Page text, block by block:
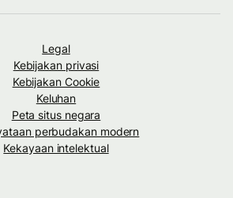
Legal
Kebijakan privasi
Kebijakan Cookie
Keluhan
Peta situs negara
perbudakan modern
Kekayaan intelektual